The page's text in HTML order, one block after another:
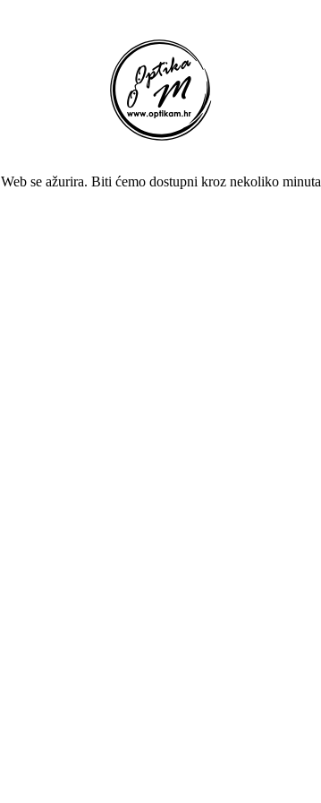
Web se ažurira. Biti ćemo dostupni kroz nekoliko minuta